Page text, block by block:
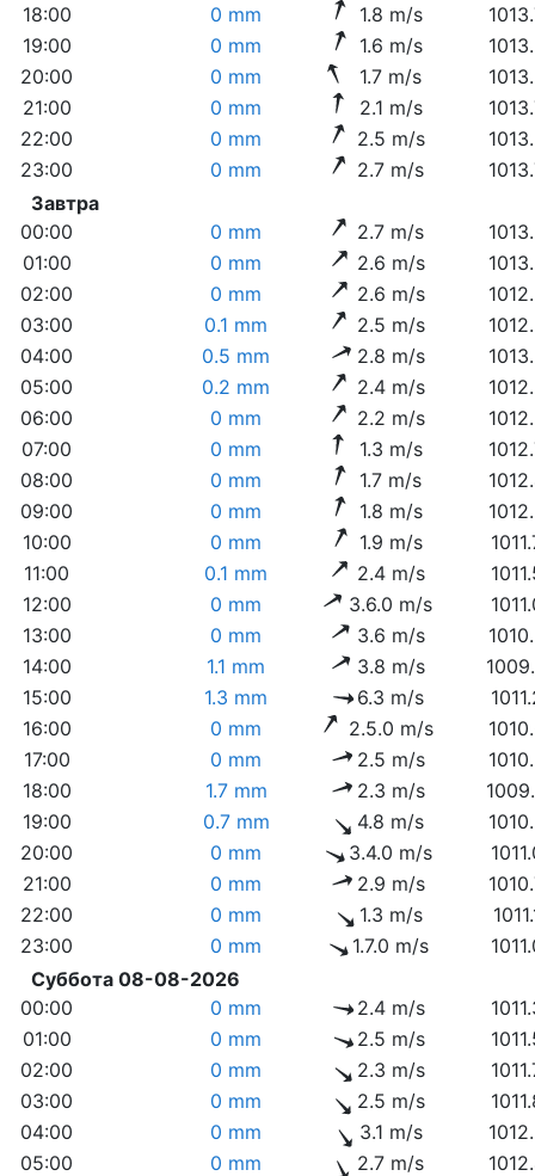
18:00
0 mm 1.8 m/s
19:00
0 mm 1.6 m/s
20:00
0 mm 1.7 m/s
21:00
0 mm 2.1 m/s
22:00
0 mm 2.5 m/s
23:00
0 mm 2.7 m/s
Завтра
00:00
0 mm 2.7 m/s
01:00
0 mm 2.6 m/s
02:00
0 mm 2.6 m/s
03:00
0.1 mm 2.5 m/s
04:00
0.5 mm 2.8 m/s
05:00
0.2 mm 2.4 m/s
06:00
0 mm 2.2 m/s
07:00
0 mm 1.3 m/s
08:00
0 mm 1.7 m/s
09:00
0 mm 1.8 m/s
10:00
0 mm 1.9 m/s
11:00
0.1 mm 2.4 m/s
12:00
0 mm 3.6.0 m/s
13:00
0 mm 3.6 m/s
14:00
1.1 mm 3.8 m/s
15:00
1.3 mm 6.3 m/s
16:00
0 mm 2.5.0 m/s
17:00
0 mm 2.5 m/s
18:00
1.7 mm 2.3 m/s
19:00
0.7 mm 4.8 m/s
20:00
0 mm 3.4.0 m/s
21:00
0 mm 2.9 m/s
22:00
0 mm 1.3 m/s
23:00
0 mm 1.7.0 m/s
Суббота 08-08-2026
00:00
0 mm 2.4 m/s
01:00
0 mm 2.5 m/s
02:00
0 mm 2.3 m/s
03:00
0 mm 2.5 m/s
04:00
0 mm 3.1 m/s
05:00
0 mm 2.7 m/s